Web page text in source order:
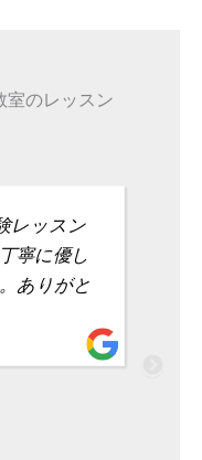
室のレッスン
レッスン
寧に優し
ありがと